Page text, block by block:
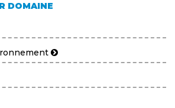
DOMAINE